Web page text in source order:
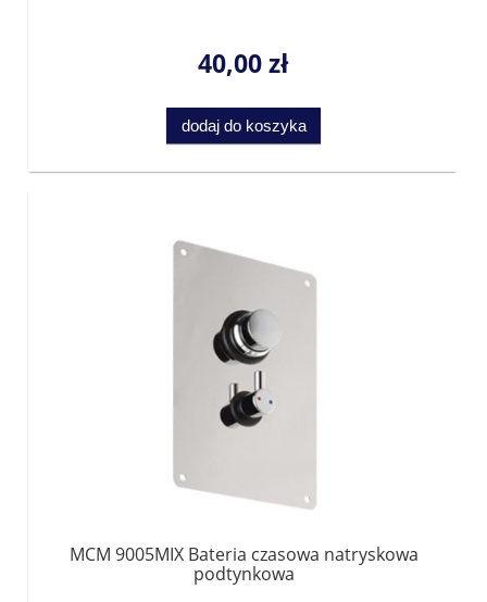
40,00 zł
dodaj do koszyka
MCM 9005MIX Bateria czasowa natryskowa
podtynkowa